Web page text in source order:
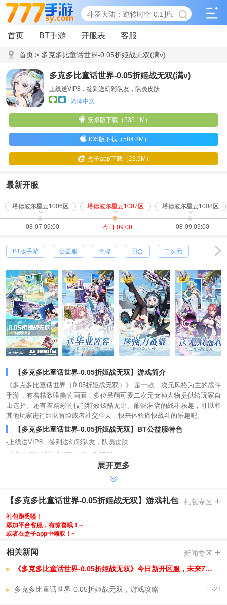
首页 BT手游 开服表 客服
首页> 多克多比童话世界-0.05折姬战无双(满v)
多克多比童话世界-0.05折姬战无双(满v)
上线送VIP8，签到送幻彩队友，队员皮肤
| 简体中文
安卓版下载（535.1M）
IOS版下载（584.8M）
盒子app下载（23.9M）
最新开服
塔德波尔星云1006区
08-07 09:00
塔德波尔星云1007区
今日 09:00
塔德波尔星云1008区
08-09 09:00
BT版手游 公益服 卡牌 回合 二次元
【多克多比童话世界-0.05折姬战无双】游戏简介
《多克多比童话世界（0.05折姬战无双）》 是一款二次元风格为主的战斗
手游，有着精致唯美的画面，多位呆萌可爱二次元女神人物提供给玩家自
由选择。还有着精彩的技能特效炫酷无比。酣畅淋漓的战斗乐趣，可以和
其他玩家进行组队冒险或者社交聊天，快来体验痛快战斗的乐趣吧。
【多克多比童话世界-0.05折姬战无双】BT公益服特色
-上线送VIP8，签到送幻彩队友，队员皮肤
- 充值比例1:10游戏货币，首续0.05折
-送无限抽，每天登录领648现金点券
-疯狂十连，精品战姬先选后领
-创角送强力战姬，推图闯关快人一步
-寻梦环游，终抵群星
【多克多比童话世界-0.05折姬战无双】VIP介绍
展开更多
【多克多比童话世界-0.05折姬战无双】游戏礼包 礼包专区 +
礼包跑丢喽！
添加平台客服，有惊喜哦！~
或者在盒子app中领取！~
相关新闻 新闻专区 +
《多克多比童话世界-0.05折姬战无双》今日新开区服，未来7天开服安排，已开区服
多克多比童话世界-0.05折姬战无双，游戏攻略 11-23